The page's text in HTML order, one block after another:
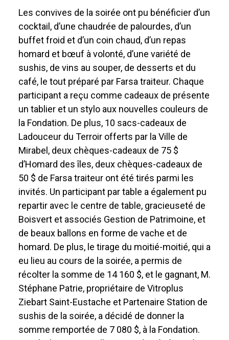
Les convives de la soirée ont pu bénéficier d’un
cocktail, d’une chaudrée de palourdes, d’un
buffet froid et d’un coin chaud, d’un repas
homard et bœuf à volonté, d’une variété de
sushis, de vins au souper, de desserts et du
café, le tout préparé par Farsa traiteur. Chaque
participant a reçu comme cadeaux de présente
un tablier et un stylo aux nouvelles couleurs de
la Fondation. De plus, 10 sacs-cadeaux de
Ladouceur du Terroir offerts par la Ville de
Mirabel, deux chèques-cadeaux de 75 $
d’Homard des îles, deux chèques-cadeaux de
50 $ de Farsa traiteur ont été tirés parmi les
invités. Un participant par table a également pu
repartir avec le centre de table, gracieuseté de
Boisvert et associés Gestion de Patrimoine, et
de beaux ballons en forme de vache et de
homard. De plus, le tirage du moitié-moitié, qui a
eu lieu au cours de la soirée, a permis de
récolter la somme de 14 160 $, et le gagnant, M.
Stéphane Patrie, propriétaire de Vitroplus
Ziebart Saint-Eustache et Partenaire Station de
sushis de la soirée, a décidé de donner la
somme remportée de 7 080 $, à la Fondation.